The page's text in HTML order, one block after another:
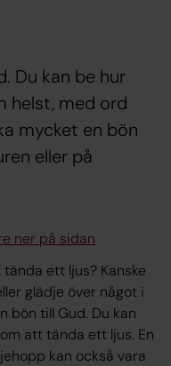
Du kan be hur
helst, med ord
mycket en bön
eller på
ner på sidan
ett ljus? Kanske
glädje över något i
bön till Gud. Du kan
att tända ett ljus. En
kan också vara